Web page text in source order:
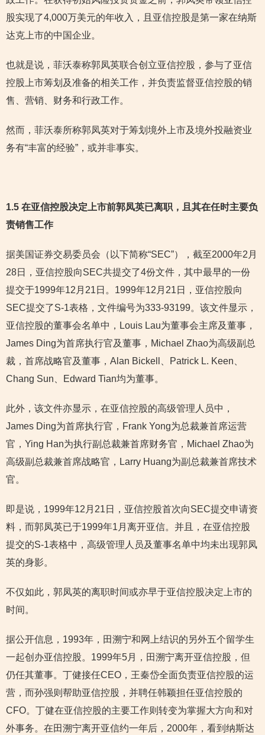
股实现了4,000万美元的年收入，且亚信控股是第一家在纳斯
达克上市的中国企业。
也就是说，菲沃泰称郭凤英联合创立亚信控股，参与了亚信
控股上市筹划及准备的相关工作，并负责监督亚信控股的销
售、营销、财务和行政工作。
然而，菲沃泰所称郭凤英对于筹划境外上市及境外投融资业
务有“丰富的经验”，或并非事实。
1.5 在亚信控股决定上市前郭凤英已离职，且其在任时主要负
责销售工作
据美国证券交易委员会（以下简称“SEC”），截至2000年2月
28日，亚信控股向SEC共提交了4份文件，其中最早的一份
提交于1999年12月21日。1999年12月21日，亚信控股向
SEC提交了S-1表格，文件编号为333-93199。该文件显示，
亚信控股的董事会名单中，Louis Lau为董事会主席及董事，
James Ding为首席执行官及董事，Michael Zhao为高级副总
裁，首席战略官及董事，Alan Bickell、Patrick L. Keen、
Chang Sun、Edward Tian均为董事。
此外，该文件亦显示，在亚信控股的高级管理人员中，
James Ding为首席执行官，Frank Yong为总裁兼首席运营
官，Ying Han为执行副总裁兼首席财务官，Michael Zhao为
高级副总裁兼首席战略官，Larry Huang为副总裁兼首席技术
官。
即是说，1999年12月21日，亚信控股首次向SEC提交申请资
料，而郭凤英已于1999年1月离开亚信。并且，在亚信控股
提交的S-1表格中，高级管理人员及董事名单中均未出现郭凤
英的身影。
不仅如此，郭凤英的离职时间或亦早于亚信控股决定上市的
时间。
据公开信息，1993年，田溯宁和网上结识的另外五个留学生
一起创办亚信控股。1999年5月，田溯宁离开亚信控股，但
仍任其董事。丁健接任CEO，王秦岱全面负责亚信控股的运
营，而孙强则帮助亚信控股，并聘任韩颖担任亚信控股的
CFO。丁健在亚信控股的主要工作则转变为掌握大方向和对
外事务。在田溯宁离开亚信约一年后，2000年，看到纳斯达